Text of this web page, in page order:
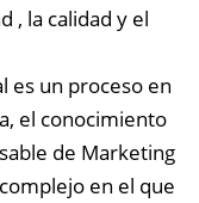
, la calidad y el
es un proceso en
el conocimiento
de Marketing
en el que